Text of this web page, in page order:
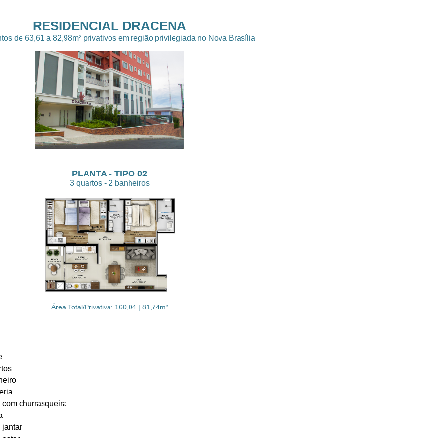
RESIDENCIAL DRACENA
de 63,61 a 82,98m² privativos em região privilegiada no Nova Brasília
PLANTA - TIPO 02
3 quartos - 2 banheiros
Área Total/Privativa: 160,04 | 81,74m²
com churrasqueira
jantar